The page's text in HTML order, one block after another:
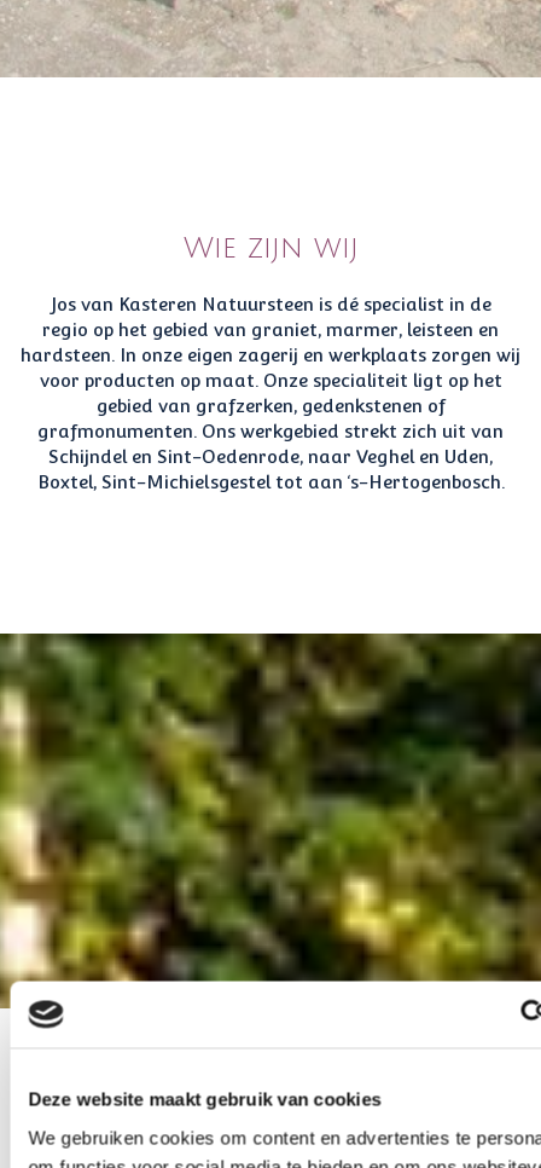
Deze website maakt gebruik van cookies
We gebruiken cookies om content en advertenties te
Wie zijn wij
Jos van Kasteren Natuursteen is dé specialist in de
regio op het gebied van graniet, marmer, leisteen en
hardsteen. In onze eigen zagerij en werkplaats zorgen wij
voor producten op maat. Onze specialiteit ligt op het
gebied van grafzerken, gedenkstenen of
grafmonumenten. Ons werkgebied strekt zich uit van
Schijndel en Sint-Oedenrode, naar Veghel en Uden,
Boxtel, Sint-Michielsgestel tot aan ‘s-Hertogenbosch.